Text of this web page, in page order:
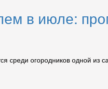
в июле:
среди огородников одной